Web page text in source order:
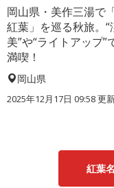
岡山県・美作三湯で
紅葉」を巡る秋旅。“
美”や“ライトアップ”
満喫！
岡山県
2025年12月17日 09:58 更
紅葉